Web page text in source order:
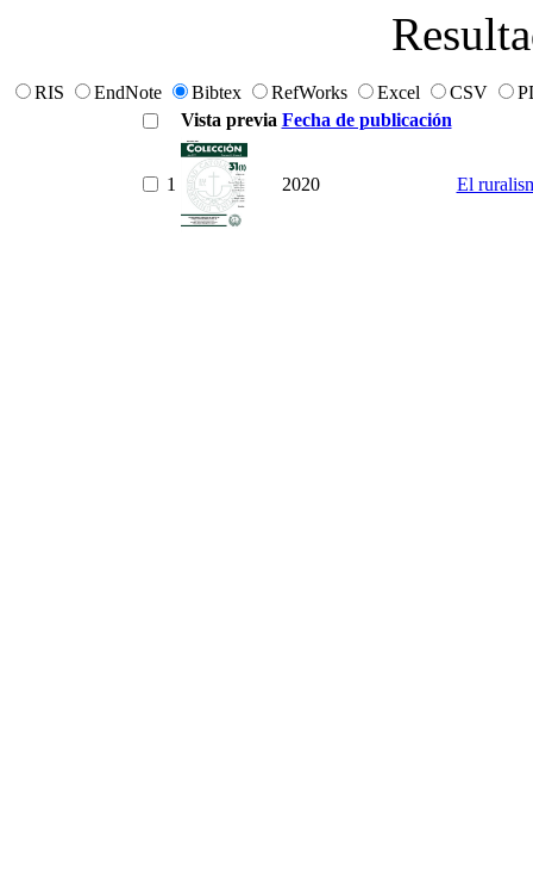
RIS EndNote Bibtex RefWorks Excel CSV
Vista previa Fecha de publicación
1 2020 El